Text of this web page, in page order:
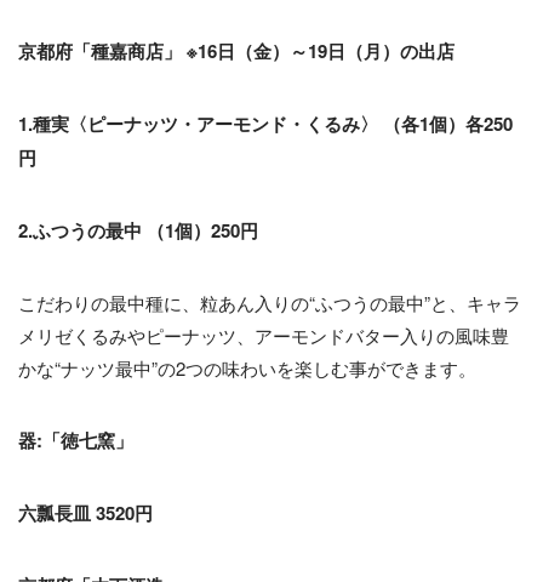
京都府「種嘉商店」 ※16日（金）～19日（月）の出店
1.種実〈ピーナッツ・アーモンド・くるみ〉 （各1個）各250
円
2.ふつうの最中 （1個）250円
こだわりの最中種に、粒あん入りの“ふつうの最中”と、キャラ
メリゼくるみやピーナッツ、アーモンドバター入りの風味豊
かな“ナッツ最中”の2つの味わいを楽しむ事ができます。
器:「徳七窯」
六瓢長皿 3520円